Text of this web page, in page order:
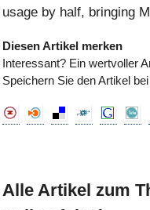
usage by half, bringing
Diesen Artikel merken
Interessant? Ein wertvoller
Speichern Sie den Artikel
Alle Artikel zum